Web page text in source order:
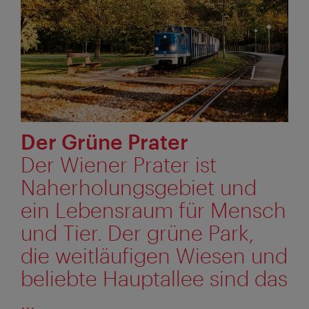
Der Grüne Prater
Der Wiener Prater ist
Naherholungsgebiet und
ein Lebensraum für Mensch
und Tier. Der grüne Park,
die weitläufigen Wiesen und
beliebte Hauptallee sind das